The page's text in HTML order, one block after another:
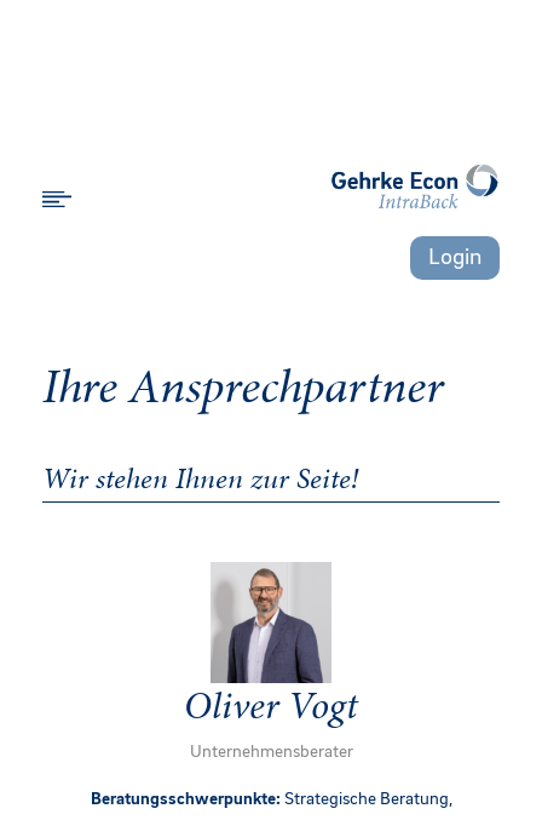
Login
Ihre Ansprechpartner
Wir stehen Ihnen zur Seite!
Oliver Vogt
Unternehmensberater
Beratungsschwerpunkte: Strategische Beratung,